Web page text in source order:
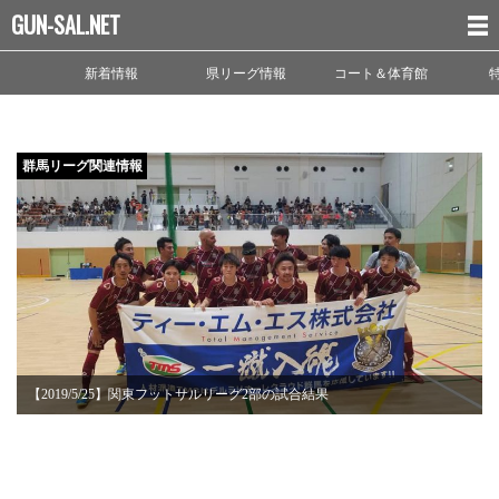
GUN-SAL.NET
新着情報 県リーグ情報 コート＆体育館
群馬リーグ関連情報
【2019/5/25】関東フットサルリーグ2部の試合結果